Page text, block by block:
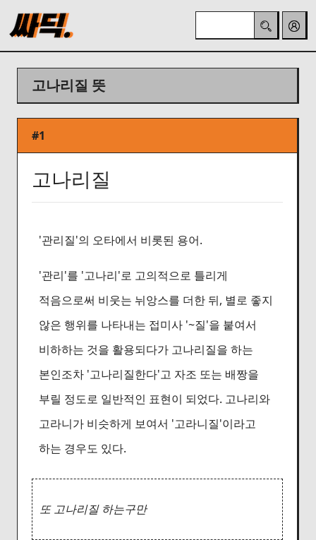
고나리질 뜻
#1
고나리질
'관리질'의 오타에서 비롯된 용어.
'관리'를 '고나리'로 고의적으로 틀리게
적음으로써 비웃는 뉘앙스를 더한 뒤, 별로 좋지
않은 행위를 나타내는 접미사 '~질'을 붙여서
비하하는 것을 활용되다가 고나리질을 하는
본인조차 '고나리질한다'고 자조 또는 배짱을
부릴 정도로 일반적인 표현이 되었다. 고나리와
고라니가 비슷하게 보여서 '고라니질'이라고
하는 경우도 있다.
또 고나리질 하는구만